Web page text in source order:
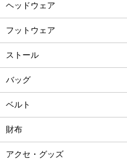
ヘッドウェア
フットウェア
ストール
バッグ
ベルト
財布
アクセ・グッズ